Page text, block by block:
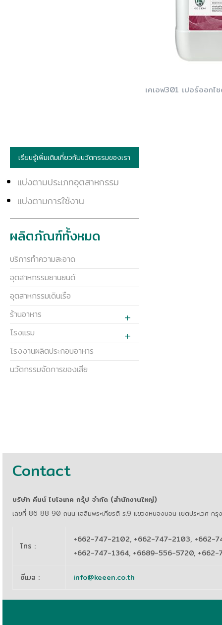
เคเอฟ301 เปอร์ออกไ
เรียนรู้เพิ่มเติมเกี่ยวกับนวัตกรรมของเรา
แบ่งตามประเภทอุตสาหกรรม
แบ่งตามการใช้งาน
ผลิตภัณฑ์ทั้งหมด
บริการทำความสะอาด
อุตสาหกรรมยานยนต์
อุตสาหกรรมเดินเรือ
ร้านอาหาร
โรงแรม
โรงงานผลิตประกอบอาหาร
นวัตกรรมจัดการของเสีย
Contact
บริษัท คีนน์ ไบโอเทค กรุ๊ป จำกัด (สำนักงานใหญ่)
เลขที่ 86 88 90 ถนน เฉลิมพระเกียรติ ร.9 แขวงหนองบอน เขตประเวศ ก
โทร :
+662-747-2102, +662-747-2103, +662-
+662-747-1364, +6689-556-5720,
อีเมล : info@keeen.co.th